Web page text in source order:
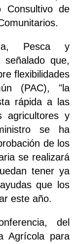
Consultivo de
Pesca y
que,
flexibilidades
(PAC), "la
rápida a las
agricultores y
se ha
de los
se realizará
tener ya
que los
este año.
del
Agrícola para